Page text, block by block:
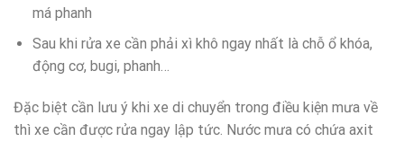
má phanh
Sau khi rửa xe cần phải xì khô ngay nhất là chỗ ổ khóa,
động cơ, bugi, phanh…
Đặc biệt cần lưu ý khi xe di chuyển trong điều kiện mưa về
thì xe cần được rửa ngay lập tức. Nước mưa có chứa axit